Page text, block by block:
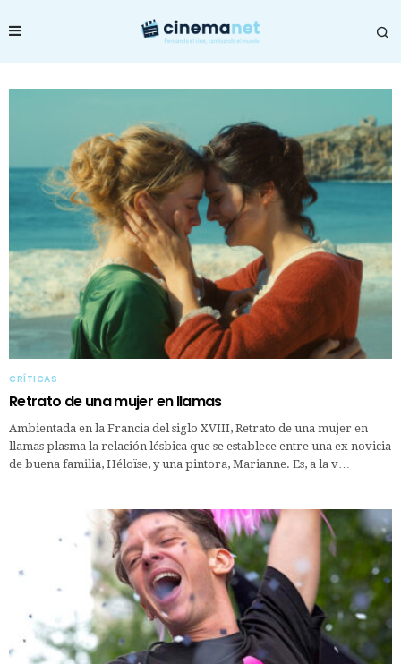
CRÍTICAS
Retrato de una mujer en llamas
Ambientada en la Francia del siglo XVIII, Retrato de una mujer en
llamas plasma la relación lésbica que se establece entre una ex novicia
de buena familia, Héloïse, y una pintora, Marianne. Es, a la v…